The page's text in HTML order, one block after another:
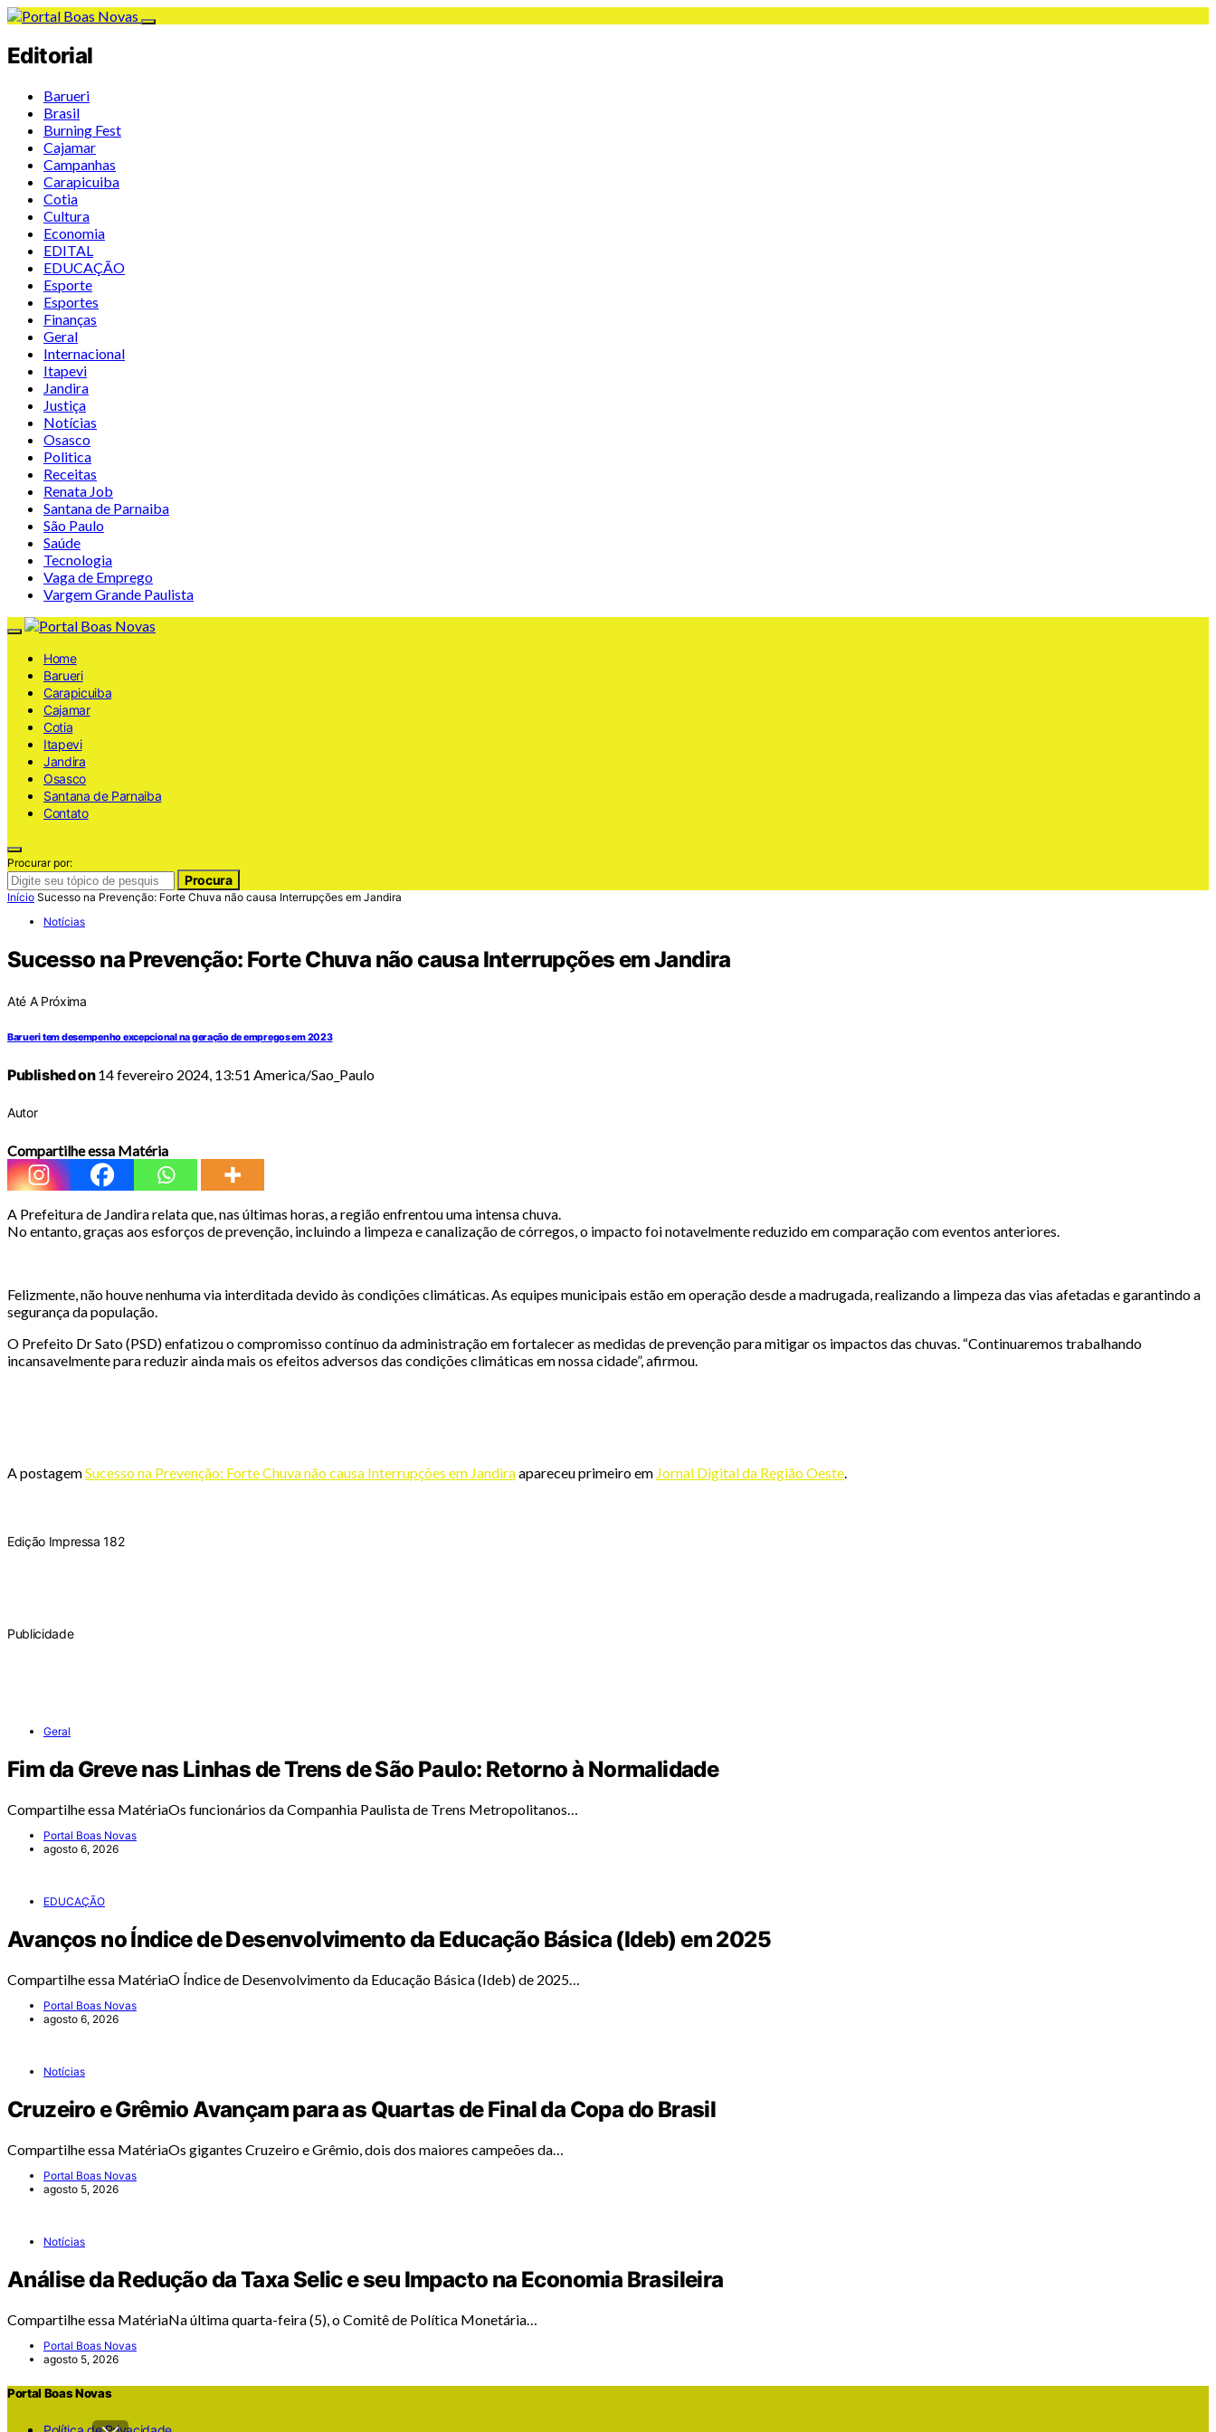
Editorial
Barueri
Brasil
Burning Fest
Cajamar
Campanhas
Carapicuiba
Cotia
Cultura
Economia
EDITAL
EDUCAÇÃO
Esporte
Esportes
Finanças
Geral
Internacional
Itapevi
Jandira
Justiça
Notícias
Osasco
Politica
Receitas
Renata Job
Santana de Parnaiba
São Paulo
Saúde
Tecnologia
Vaga de Emprego
Vargem Grande Paulista
Home
Barueri
Carapicuiba
Cajamar
Cotia
Itapevi
Jandira
Osasco
Santana de Parnaiba
Contato
Procurar por:
Procura
Início Sucesso na Prevenção: Forte Chuva não causa Interrupções em Jandira
Notícias
Sucesso na Prevenção: Forte Chuva não causa Interrupções em Jandira
Até A Próxima
Barueri tem desempenho excepcional na geração de empregos em 2023
Published on14 fevereiro 2024, 13:51 America/Sao_Paulo
Autor
Compartilhe essa Matéria
A Prefeitura de Jandira relata que, nas últimas horas, a região enfrentou uma intensa chuva.
No entanto, graças aos esforços de prevenção, incluindo a limpeza e canalização de córregos, o impacto foi notavelmente reduzido em comparação com eventos anteriores.
Felizmente, não houve nenhuma via interditada devido às condições climáticas. As equipes municipais estão em operação desde a madrugada, realizando a limpeza das vias afetadas e garantindo a
segurança da população.
O Prefeito Dr Sato (PSD) enfatizou o compromisso contínuo da administração em fortalecer as medidas de prevenção para mitigar os impactos das chuvas. “Continuaremos trabalhando
incansavelmente para reduzir ainda mais os efeitos adversos das condições climáticas em nossa cidade”, afirmou.
A postagemSucesso na Prevenção: Forte Chuva não causa Interrupções em Jandiraapareceu primeiro em Jornal Digital da Região Oeste
Edição Impressa 182
Publicidade
Geral
Fim da Greve nas Linhas de Trens de São Paulo: Retorno à Normalidade
Compartilhe essa MatériaOs funcionários da Companhia Paulista de Trens Metropolitanos…
Portal Boas Novas
agosto 6, 2026
EDUCAÇÃO
Avanços no Índice de Desenvolvimento da Educação Básica (Ideb) em 2025
Compartilhe essa MatériaO Índice de Desenvolvimento da Educação Básica (Ideb) de 2025…
Portal Boas Novas
agosto 6, 2026
Notícias
Cruzeiro e Grêmio Avançam para as Quartas de Final da Copa do Brasil
Compartilhe essa MatériaOs gigantes Cruzeiro e Grêmio, dois dos maiores campeões da…
Portal Boas Novas
agosto 5, 2026
Notícias
Análise da Redução da Taxa Selic e seu Impacto na Economia Brasileira
Compartilhe essa MatériaNa última quarta-feira (5), o Comitê de Política Monetária…
Portal Boas Novas
agosto 5, 2026
Portal Boas Novas